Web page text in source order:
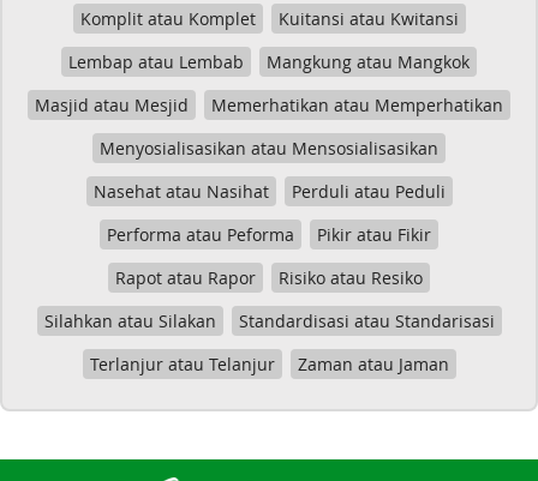
Komplit atau Komplet
Kuitansi atau Kwitansi
Lembap atau Lembab
Mangkung atau Mangkok
Masjid atau Mesjid
Memerhatikan atau Memperhatikan
Menyosialisasikan atau Mensosialisasikan
Nasehat atau Nasihat
Perduli atau Peduli
Performa atau Peforma
Pikir atau Fikir
Rapot atau Rapor
Risiko atau Resiko
Silahkan atau Silakan
Standardisasi atau Standarisasi
Terlanjur atau Telanjur
Zaman atau Jaman